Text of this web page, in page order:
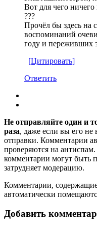
Вот для чего
???
Прочёл бы здесь на
воспоминаний
году и переживших
[Цитировать]
Ответить
Не отправляйте один и
раза, даже если вы его не
отправки. Комментарии
проверяются на
комментарии могут быть
затрудняет модерацию.
Комментарии,
автоматически
Добавить